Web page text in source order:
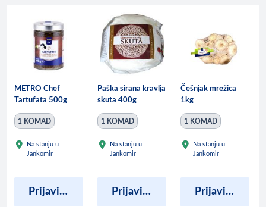
METRO Chef
Tartufata 500g
1 KOMAD
Na stanju u
Jankomir
Prijavite se kako bi vidjeli cijene
Paška sirana kravlja
skuta 400g
1 KOMAD
Na stanju u
Jankomir
Prijavite se kako bi vidjeli cijene
Češnjak mrežica
1kg
1 KOMAD
Na stanju u
Jankomir
Prijavite se kako bi vidjeli cijene